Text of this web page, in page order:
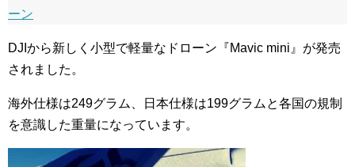
ーン
DJIから新しく小型で軽量なドローン『Mavic mini』が発売
されました。
海外仕様は249グラム、日本仕様は199グラムと各国の規制
を意識した重量になっています。